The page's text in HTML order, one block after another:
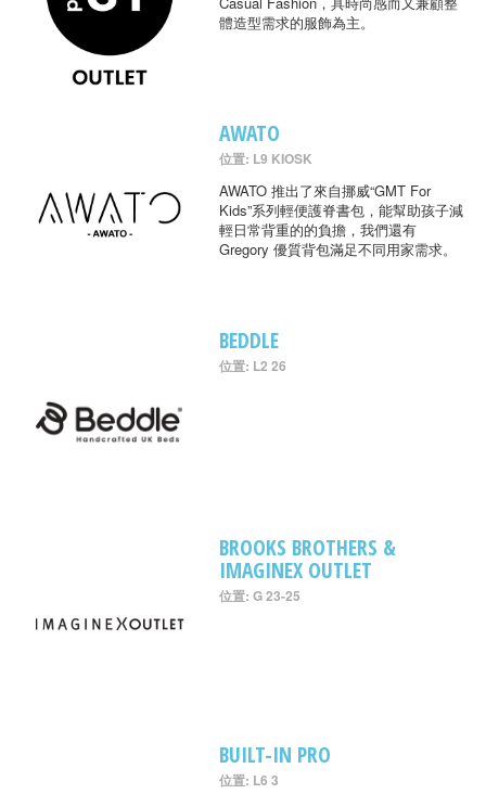
體造型需求的服飾為主。
AWATO
位置: L9 KIOSK
AWATO 推出了來自挪威“GMT For
Kids”系列輕便護脊書包，能幫助孩子減
輕日常背重的的負擔，我們還有
Gregory 優質背包滿足不同用家需求。
BEDDLE
位置: L2 26
BROOKS BROTHERS &
IMAGINEX OUTLET
位置: G 23-25
BUILT-IN PRO
位置: L6 3